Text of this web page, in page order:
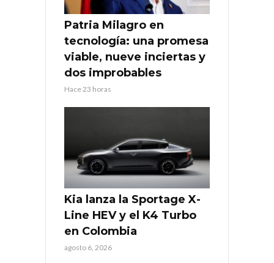
Patria Milagro en
tecnología: una promesa
viable, nueve inciertas y
dos improbables
Hace 23 horas
Kia lanza la Sportage X-
Line HEV y el K4 Turbo
en Colombia
agosto 6, 2026